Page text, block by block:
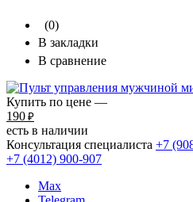
(0)
В закладки
В сравнение
Купить по цене —
190 ₽
есть в наличии
Консультация специалиста +7
+7 (4012) 900-907
Max